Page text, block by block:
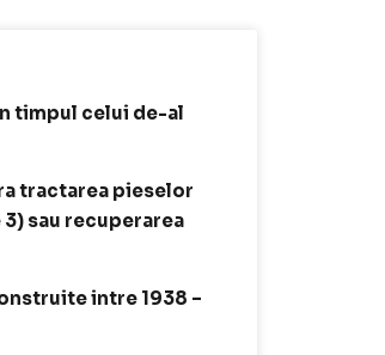
timpul celui de-al
tractarea pieselor
sau recuperarea
intre 1938 –